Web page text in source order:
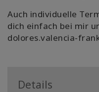
Auch individuelle
dich einfach bei mir
dolores.valencia-
Details